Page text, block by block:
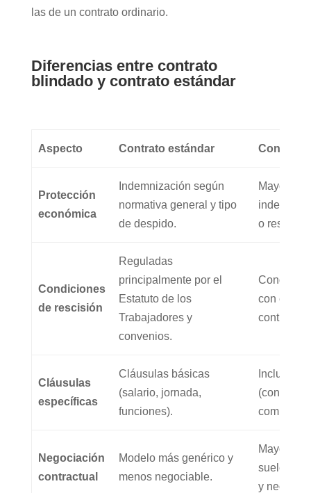
las de un contrato ordinario.
Diferencias entre contrato
blindado y contrato estándar
Aspecto Contrato estándar Contrato
Protección
económica
Indemnización según
normativa general y tipo
de despido.
Mayor
o
Condiciones
de rescisión
Reguladas
principalmente por el
Estatuto de los
Trabajadores y
convenios.
con
Cláusulas
específicas
Cláusulas básicas
(salario, jornada,
funciones).
Incluye
Negociación
contractual
Modelo más genérico y
menos negociable.
Mayor
suele
y